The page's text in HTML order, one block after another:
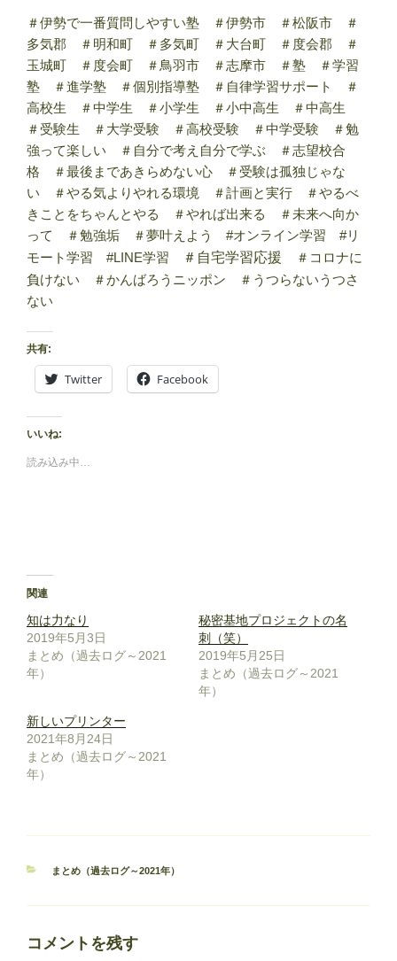
＃伊勢で一番質問しやすい塾 ＃伊勢市 ＃松阪市 ＃
多気郡 ＃明和町 ＃多気町 ＃大台町 ＃度会郡 ＃
玉城町 ＃度会町 ＃鳥羽市 ＃志摩市 ＃塾 ＃学習
塾 ＃進学塾 ＃個別指導塾 ＃自律学習サポート ＃
高校生 ＃中学生 ＃小学生 ＃小中高生 ＃中高生
＃受験生 ＃大学受験 ＃高校受験 ＃中学受験 ＃勉
強って楽しい ＃自分で考え自分で学ぶ ＃志望校合
格 ＃最後まであきらめない心 ＃受験は孤独じゃな
い ＃やる気よりやれる環境 ＃計画と実行 ＃やるべ
きことをちゃんとやる ＃やれば出来る ＃未来へ向か
って ＃勉強垢 ＃夢叶えよう #オンライン学習 #リ
モート学習 #LINE学習
＃自宅学習応援
＃コロナに
負けない ＃かんばろうニッポン ＃うつらないうつさ
ない
共有:
Twitter Facebook
いいね:
読み込み中…
関連
知は力なり
2019年5月3日
まとめ（過去ログ～2021
年）
秘密基地プロジェクトの名
刺（笑）
2019年5月25日
まとめ（過去ログ～2021
年）
新しいプリンター
2021年8月24日
まとめ（過去ログ～2021
年）
カ
まとめ（過去ログ～2021年）
コメントを残す